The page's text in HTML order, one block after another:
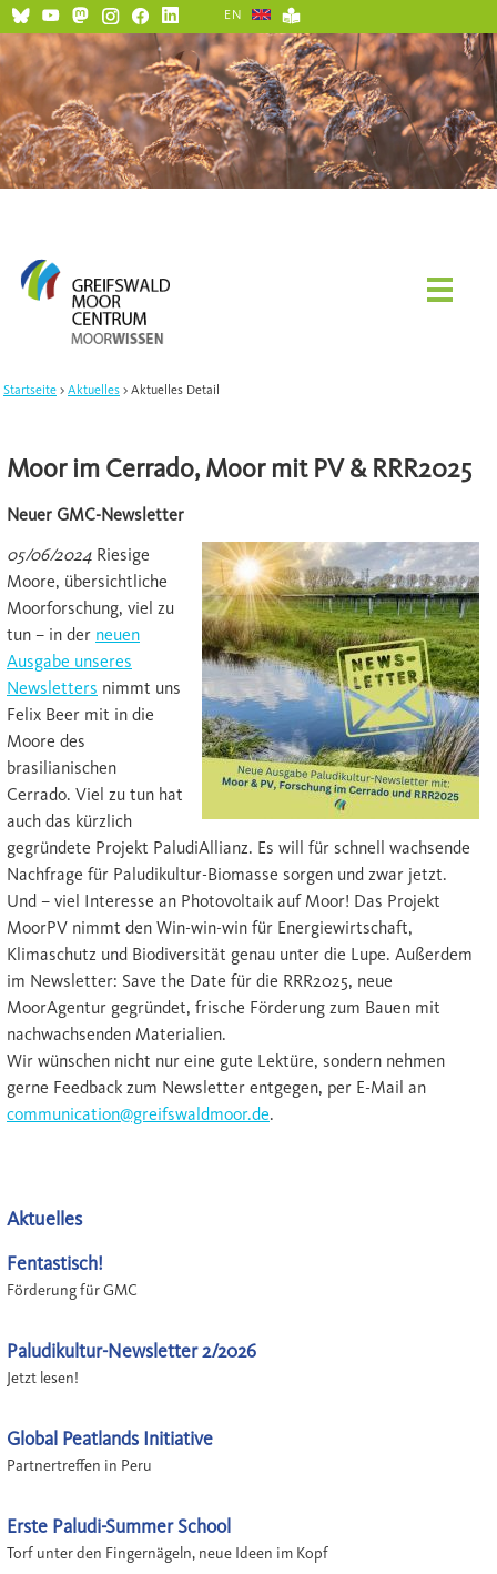
EN
Startseite Aktuelles Aktuelles Detail
Moor im Cerrado, Moor mit PV & RRR2025
Neuer GMC-Newsletter
05/06/2024 Riesige
Moore, übersichtliche
Moorforschung, viel zu
tun – in der neuen
Ausgabe unseres
Newsletters nimmt uns
Felix Beer mit in die
Moore des
brasilianischen
Cerrado. Viel zu tun hat
auch das kürzlich
gegründete Projekt PaludiAllianz. Es will für schnell wachsende
Nachfrage für Paludikultur-Biomasse sorgen und zwar jetzt.
Und – viel Interesse an Photovoltaik auf Moor! Das Projekt
MoorPV nimmt den Win-win-win für Energiewirtschaft,
Klimaschutz und Biodiversität genau unter die Lupe. Außerdem
im Newsletter: Save the Date für die RRR2025, neue
MoorAgentur gegründet, frische Förderung zum Bauen mit
nachwachsenden Materialien.
Wir wünschen nicht nur eine gute Lektüre, sondern nehmen
gerne Feedback zum Newsletter entgegen, per E-Mail an
communication@greifswaldmoor.de.
Aktuelles
Fentastisch!
Förderung für GMC
Paludikultur-Newsletter 2/2026
Jetzt lesen!
Global Peatlands Initiative
Partnertreffen in Peru
Erste Paludi-Summer School
Torf unter den Fingernägeln, neue Ideen im Kopf